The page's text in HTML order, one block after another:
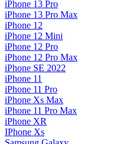
iPhone 13 Pro
iPhone 13 Pro Max
iPhone 12
iPhone 12 Mini
iPhone 12 Pro
iPhone 12 Pro Max
iPhone SE 2022
iPhone 11
iPhone 11 Pro
iPhone Xs Max
iPhone 11 Pro Max
iPhone XR
IPhone Xs